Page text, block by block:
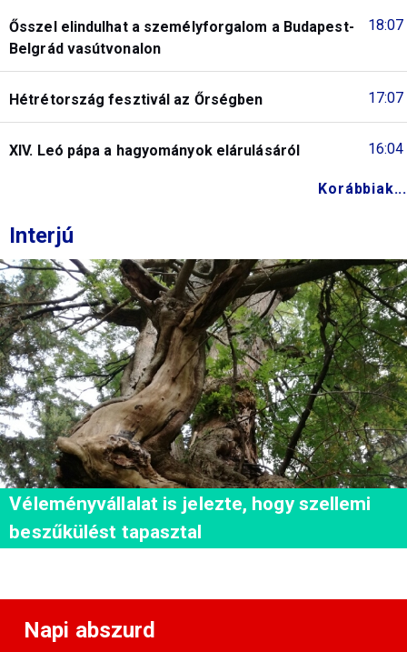
18:07
Ősszel elindulhat a személyforgalom a Budapest-
Belgrád vasútvonalon
17:07
Hétrétország fesztivál az Őrségben
16:04
XIV. Leó pápa a hagyományok elárulásáról
Korábbiak...
Interjú
Véleményvállalat is jelezte, hogy szellemi
beszűkülést tapasztal
Napi abszurd